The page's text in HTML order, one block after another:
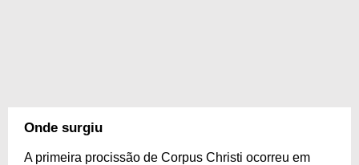
Onde surgiu
A primeira procissão de Corpus Christi ocorreu em